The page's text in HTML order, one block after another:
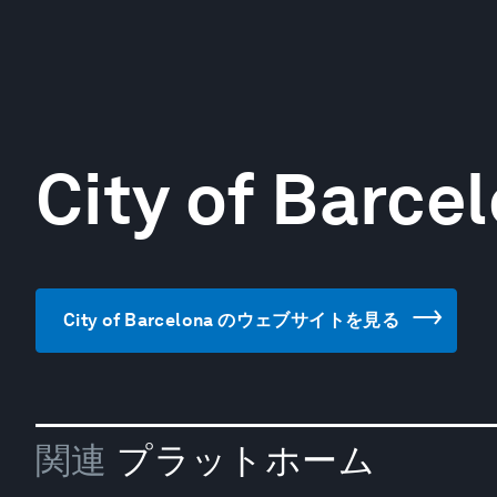
City of
City of Barcelona のウェブサイトを見る
関連 プラットホーム